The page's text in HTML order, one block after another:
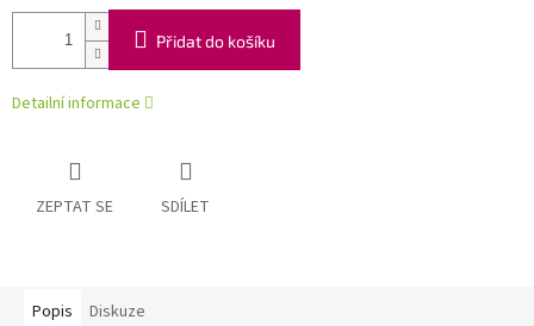
Přidat do košíku
Detailní informace
ZEPTAT SE SDÍLET
Popis Diskuze